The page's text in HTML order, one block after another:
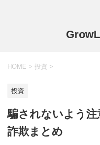
HOME > 投資 >
投資
騙されないよう
詐欺まとめ